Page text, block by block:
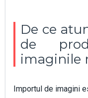
De ce
de
imaginile
Importul de imagini